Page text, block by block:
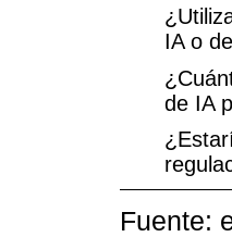
IA o
de IA
Fuente: